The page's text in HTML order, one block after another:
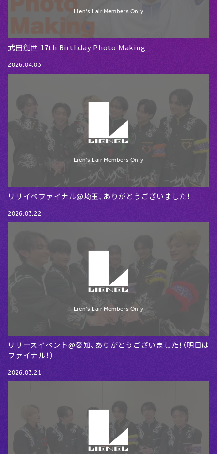
武田創世 17th Birthday Photo Making
2026.04.03
リリイベファイナル@埼玉、ありがとうございました！
2026.03.22
リリースイベント@愛知、ありがとうございました！（明日は
ファイナル！）
2026.03.21